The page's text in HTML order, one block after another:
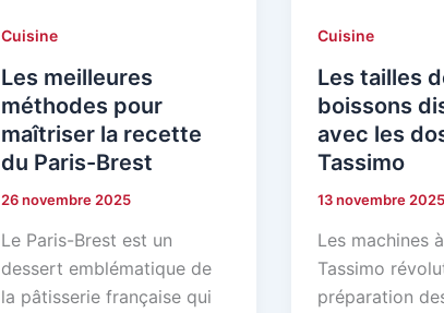
Cuisine
Les meilleures
méthodes pour
maîtriser la recette
du Paris-Brest
26 novembre 2025
Le Paris-Brest est un
dessert emblématique de
la pâtisserie française qui
Cuisine
Les tailles
boissons
avec les
Tassimo
13 novembre 2025
Les machines
Tassimo
préparation